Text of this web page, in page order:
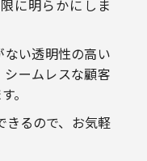
い透明性の高い
ームレスな顧客
。
きるので、お気軽